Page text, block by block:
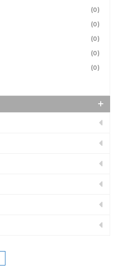
(0)
(0)
(0)
(0)
(0)